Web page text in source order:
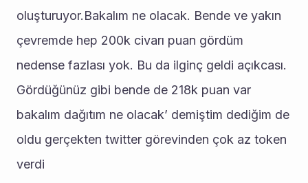
oluşturuyor.Bakalım ne olacak. Bende ve yakın
çevremde hep 200k civarı puan gördüm
nedense fazlası yok. Bu da ilginç geldi açıkcası.
Gördüğünüz gibi bende de 218k puan var
bakalım dağıtım ne olacak’ demiştim dediğim de
oldu gerçekten twitter görevinden çok az token
verdi